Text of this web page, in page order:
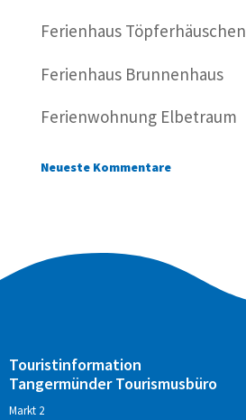
Ferienhaus Töpferhäuschen
Ferienhaus Brunnenhaus
Ferienwohnung Elbetraum
Neueste Kommentare
Touristinformation
Tangermünder Tourismusbüro
Markt 2